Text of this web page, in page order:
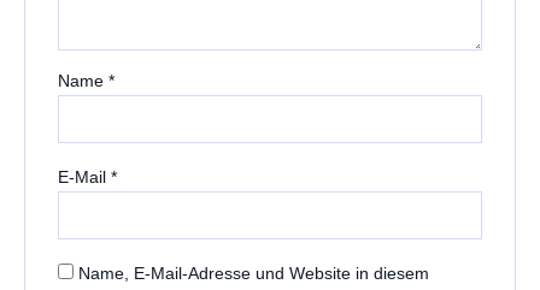
Name *
E-Mail *
Name, E-Mail-Adresse und Website in diesem